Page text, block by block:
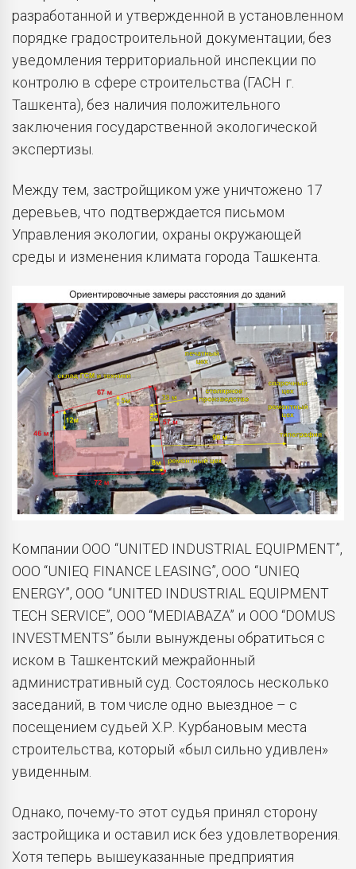
разработанной и утвержденной в установленном
порядке градостроительной документации, без
уведомления территориальной инспекции по
контролю в сфере строительства (ГАСН г.
Ташкента), без наличия положительного
заключения государственной экологической
экспертизы.
Между тем, застройщиком уже уничтожено 17
деревьев, что подтверждается письмом
Управления экологии, охраны окружающей
среды и изменения климата города Ташкента.
Компании ООО “UNITED INDUSTRIAL EQUIPMENT”,
ООО “UNIEQ FINANCE LEASING”, ООО “UNIEQ
ENERGY”, ООО “UNITED INDUSTRIAL EQUIPMENT
TECH SERVICE”, ООО “MEDIABAZA” и ООО “DOMUS
INVESTMENTS” были вынуждены обратиться с
иском в Ташкентский межрайонный
административный суд. Состоялось несколько
заседаний, в том числе одно выездное – с
посещением судьей Х.Р. Курбановым места
строительства, который «был сильно удивлен»
увиденным.
Однако, почему-то этот судья принял сторону
застройщика и оставил иск без удовлетворения.
Хотя теперь вышеуказанные предприятия